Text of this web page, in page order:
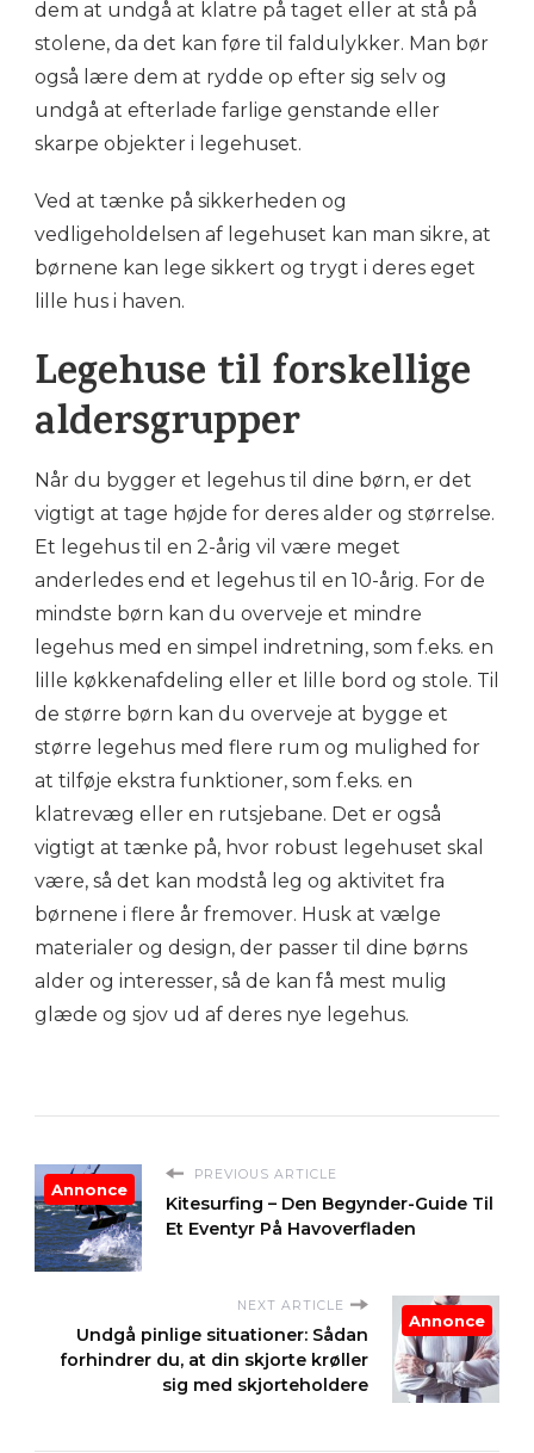
dem at undgå at klatre på taget eller at stå på
stolene, da det kan føre til faldulykker. Man bør
også lære dem at rydde op efter sig selv og
undgå at efterlade farlige genstande eller
skarpe objekter i legehuset.
Ved at tænke på sikkerheden og
vedligeholdelsen af legehuset kan man sikre, at
børnene kan lege sikkert og trygt i deres eget
lille hus i haven.
Legehuse til forskellige
aldersgrupper
Når du bygger et legehus til dine børn, er det
vigtigt at tage højde for deres alder og størrelse.
Et legehus til en 2-årig vil være meget
anderledes end et legehus til en 10-årig. For de
mindste børn kan du overveje et mindre
legehus med en simpel indretning, som f.eks. en
lille køkkenafdeling eller et lille bord og stole. Til
de større børn kan du overveje at bygge et
større legehus med flere rum og mulighed for
at tilføje ekstra funktioner, som f.eks. en
klatrevæg eller en rutsjebane. Det er også
vigtigt at tænke på, hvor robust legehuset skal
være, så det kan modstå leg og aktivitet fra
børnene i flere år fremover. Husk at vælge
materialer og design, der passer til dine børns
alder og interesser, så de kan få mest mulig
glæde og sjov ud af deres nye legehus.
PREVIOUS ARTICLE
Kitesurfing – Den Begynder-Guide Til
Et Eventyr På Havoverfladen
Annonce
NEXT ARTICLE
Undgå pinlige situationer: Sådan
forhindrer du, at din skjorte krøller
sig med skjorteholdere
Annonce